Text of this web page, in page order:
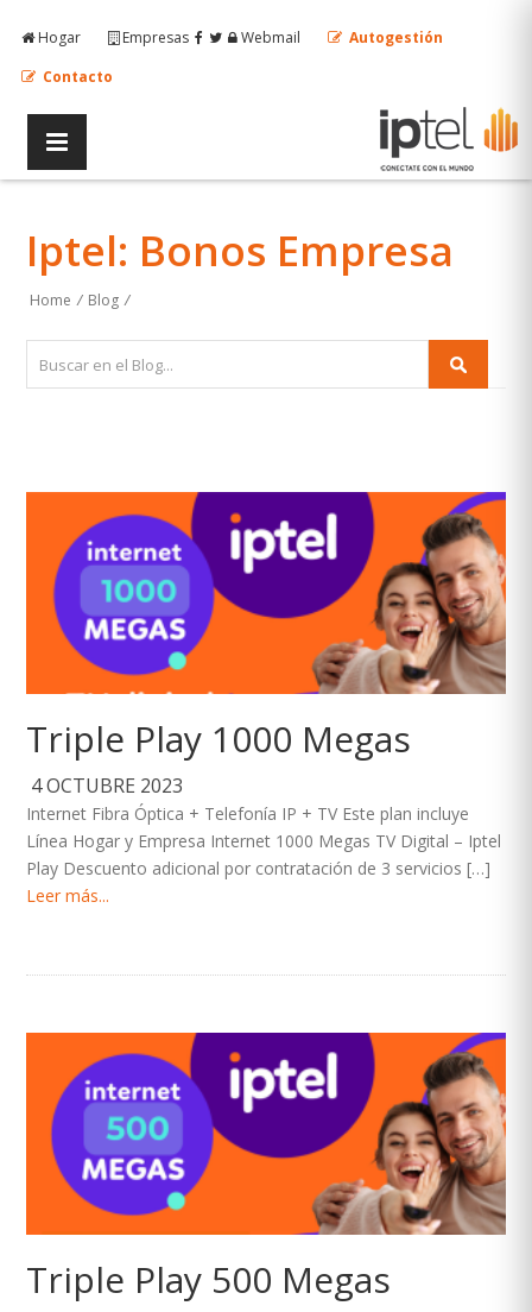
Hogar Empresas Webmail
Autogestión
Contacto
Iptel: Bonos Empresa
Home / Blog /
Triple Play 1000 Megas
4 OCTUBRE 2023
Internet Fibra Óptica + Telefonía IP + TV Este plan incluye
Línea Hogar y Empresa Internet 1000 Megas TV Digital – Iptel
Play Descuento adicional por contratación de 3 servicios […]
Leer más...
Triple Play 500 Megas